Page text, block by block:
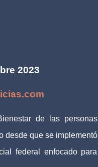
2023
de las personas
desde que se implementó
federal enfocado para